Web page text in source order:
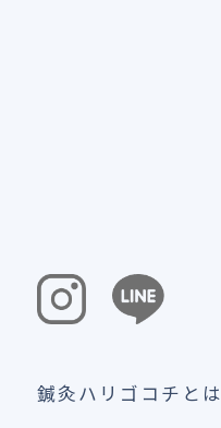
鍼灸ハリゴコチとは